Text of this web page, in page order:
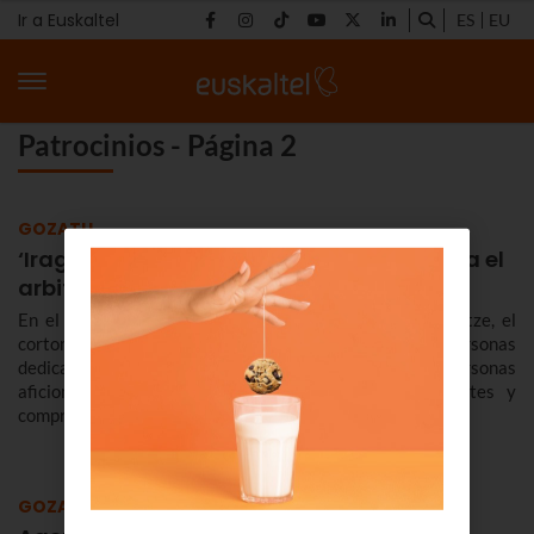
Ir a Euskaltel ES EU
Patrocinios - Página 2
GOZATU
‘Iragartze’, una llamada de respeto hacia el
arbitraje y las mujeres en el fútbol
En el Blog de Euskaltel te contamos todo sobre Iragartze, el
cortometraje que trata de cerca la situación de las personas
dedicadas al mundo del arbitraje y nos alenta a que las personas
aficionadas lo interioricemos y seamos más tolerantes y
comprensivas.
GOZATU